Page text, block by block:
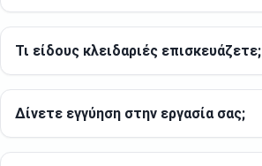
Τι είδους κλειδαριές επισκευάζετε;
Δίνετε εγγύηση στην εργασία σας;